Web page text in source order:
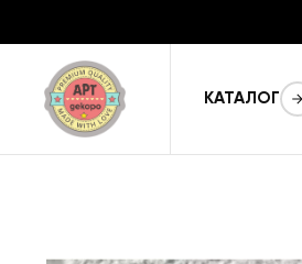
КАТАЛОГ